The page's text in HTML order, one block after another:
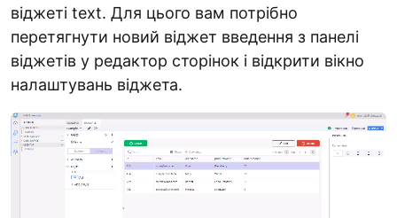
віджеті text. Для цього вам потрібно
перетягнути новий віджет введення з панелі
віджетів у редактор сторінок і відкрити вікно
налаштувань віджета.